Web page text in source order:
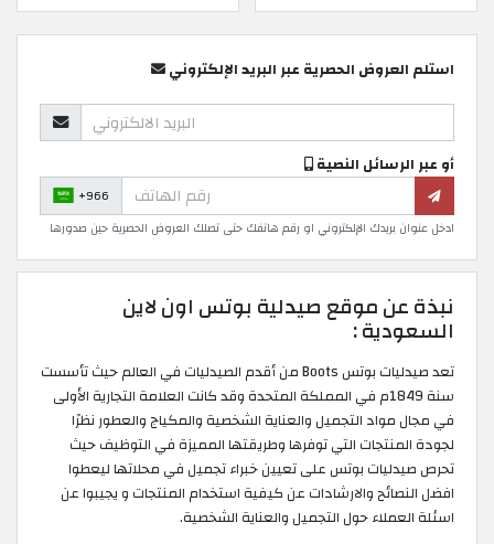
استلم العروض الحصرية عبر البريد الإلكتروني
أو عبر الرسائل النصية
+966
ادخل عنوان بريدك الإلكتروني او رقم هاتفك حتى تصلك العروض الحصرية حين صدورها
نبذة عن موقع صيدلية بوتس اون لاين
السعودية :
تعد صيدليات بوتس Boots من أقدم الصيدليات في العالم حيث تأسست
سنة 1849م في المملكة المتحدة وقد كانت العلامة التجارية الأولى
في مجال مواد التجميل والعناية الشخصية والمكياج والعطور نظرًا
لجودة المنتجات التي توفرها وطريقتها المميزة في التوظيف حيث
تحرص صيدليات بوتس على تعيين خبراء تجميل في محلاتها ليعطوا
افضل النصائح والارشادات عن كيفية استخدام المنتجات و يجيبوا عن
اسئلة العملاء حول التجميل والعناية الشخصية.